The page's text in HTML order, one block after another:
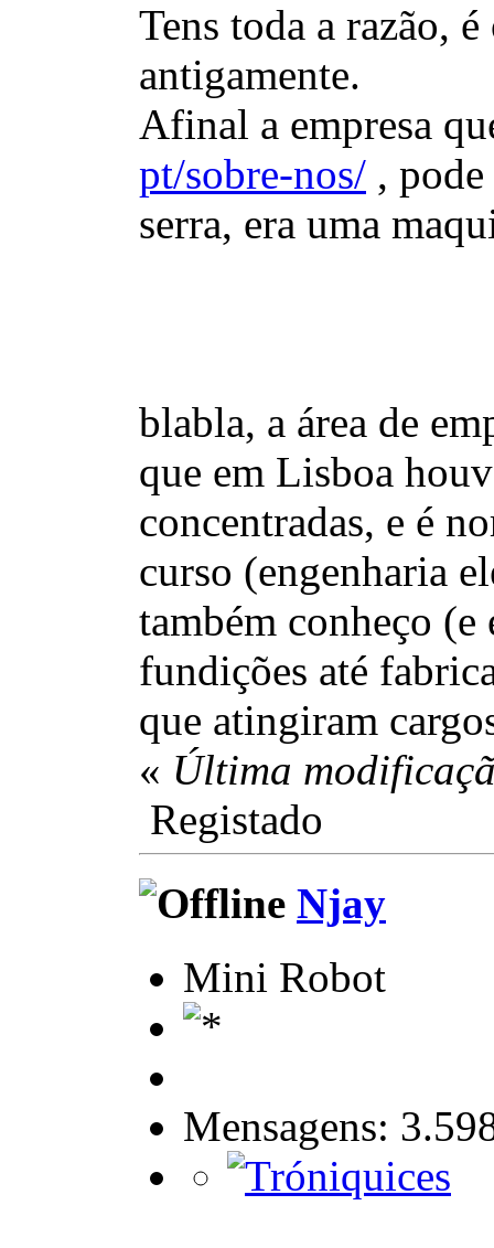
Tens toda a razão,
antigamente.
Afinal a empresa
pt/sobre-nos/ ,
serra, era uma
blabla, a área de
que em Lisboa
concentradas, e é
curso (engenharia
também conheço (e
fundições até
que atingiram
« Última
Registado
Njay
Mini Robot
Mensagens: